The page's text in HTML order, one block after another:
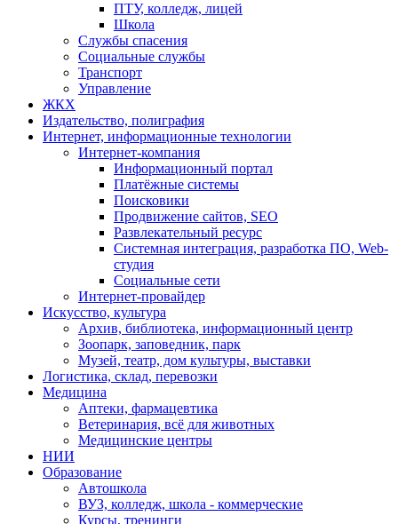
ПТУ, колледж, лицей
Школа
Службы спасения
Социальные службы
Транспорт
Управление
ЖКХ
Издательство, полиграфия
Интернет, информационные технологии
Интернет-компания
Информационный портал
Платёжные системы
Поисковики
Продвижение сайтов, SEO
Развлекательный ресурс
Системная интеграция, разработка ПО, Web-
студия
Социальные сети
Интернет-провайдер
Искусство, культура
Архив, библиотека, информационный центр
Зоопарк, заповедник, парк
Музей, театр, дом культуры, выставки
Логистика, склад, перевозки
Медицина
Аптеки, фармацевтика
Ветеринария, всё для животных
Медицинские центры
НИИ
Образование
Автошкола
ВУЗ, колледж, школа - коммерческие
Курсы, тренинги